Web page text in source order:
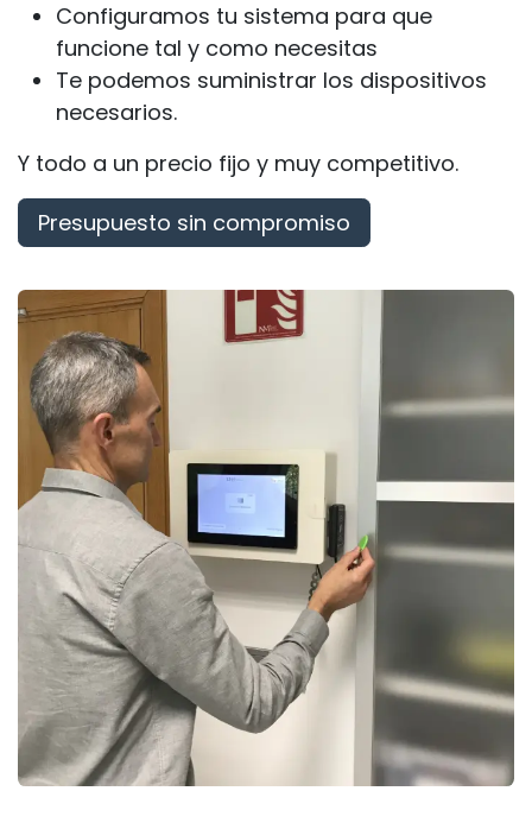
Configuramos tu sistema para que
funcione tal y como necesitas
Te podemos suministrar los dispositivos
necesarios.
Y todo a un precio fijo y muy competitivo.
Presupuesto sin compromiso